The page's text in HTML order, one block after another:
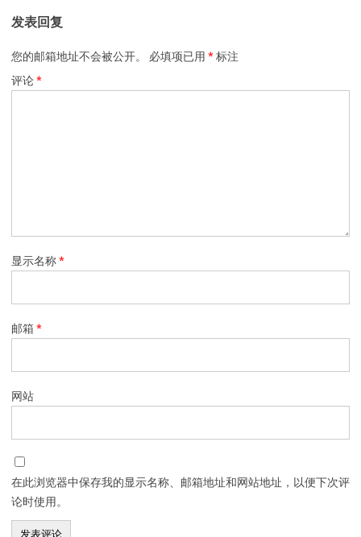
发表回复
您的邮箱地址不会被公开。 必填项已用 * 标注
评论*
显示名称*
邮箱*
网站
在此浏览器中保存我的显示名称、邮箱地址和网站地址，以便下次评
论时使用。